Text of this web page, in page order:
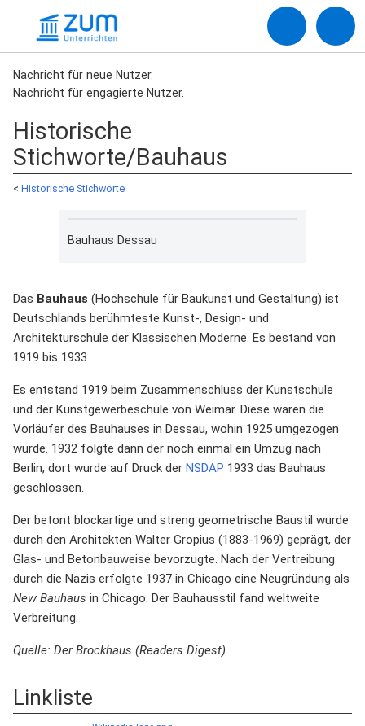
Nachricht für neue Nutzer.
Nachricht für engagierte Nutzer.
Historische
Stichworte/Bauhaus
< Historische Stichworte
Bauhaus Dessau
Das Bauhaus (Hochschule für Baukunst und Gestaltung) ist
Deutschlands berühmteste Kunst-, Design- und
Architekturschule der Klassischen Moderne. Es bestand von
1919 bis 1933.
Es entstand 1919 beim Zusammenschluss der Kunstschule
und der Kunstgewerbeschule von Weimar. Diese waren die
Vorläufer des Bauhauses in Dessau, wohin 1925 umgezogen
wurde. 1932 folgte dann der noch einmal ein Umzug nach
Berlin, dort wurde auf Druck der NSDAP 1933 das Bauhaus
geschlossen.
Der betont blockartige und streng geometrische Baustil wurde
durch den Architekten Walter Gropius (1883-1969) geprägt, der
Glas- und Betonbauweise bevorzugte. Nach der Vertreibung
durch die Nazis erfolgte 1937 in Chicago eine Neugründung als
New Bauhaus in Chicago. Der Bauhausstil fand weltweite
Verbreitung.
Quelle: Der Brockhaus (Readers Digest)
Linkliste